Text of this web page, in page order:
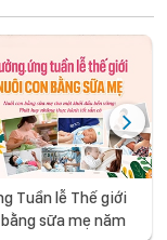
Tuần lễ Thế giới
sữa mẹ năm